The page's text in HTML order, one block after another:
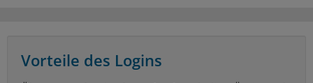
Vorteile des Logins